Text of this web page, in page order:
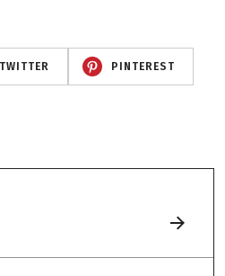
TWITTER PINTEREST